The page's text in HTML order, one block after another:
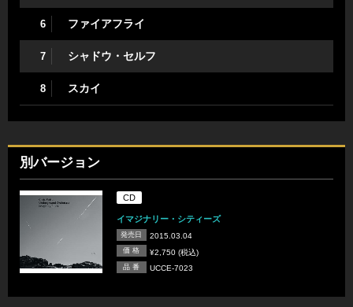
6 ファイアフライ
7 シャドウ・セルフ
8 スカイ
別バージョン
CD
イマジナリー・シティーズ
発売日 2015.03.04
価 格 ¥2,750 (税込)
品 番 UCCE-7023